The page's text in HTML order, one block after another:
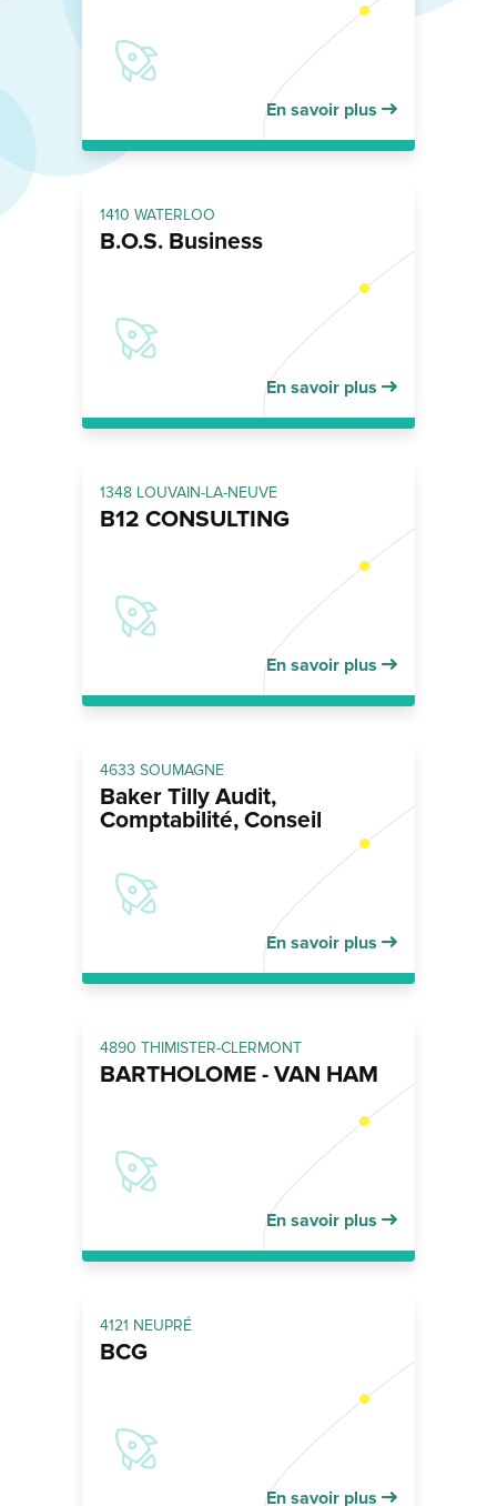
En savoir plus
1410 WATERLOO
B.O.S. Business
En savoir plus
1348 LOUVAIN-LA-NEUVE
B12 CONSULTING
En savoir plus
4633 SOUMAGNE
Baker Tilly Audit,
Comptabilité, Conseil
En savoir plus
4890 THIMISTER-CLERMONT
BARTHOLOME - VAN HAM
En savoir plus
4121 NEUPRÉ
BCG
En savoir plus